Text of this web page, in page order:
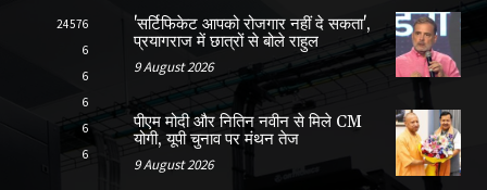
24576
6
6
6
6
6
'सर्टिफिकेट आपको रोजगार नहीं दे सकता',
प्रयागराज में छात्रों से बोले राहुल
9 August 2026
पीएम मोदी और नितिन नवीन से मिले CM
योगी, यूपी चुनाव पर मंथन तेज
9 August 2026